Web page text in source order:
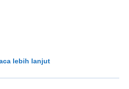
lebih lanjut